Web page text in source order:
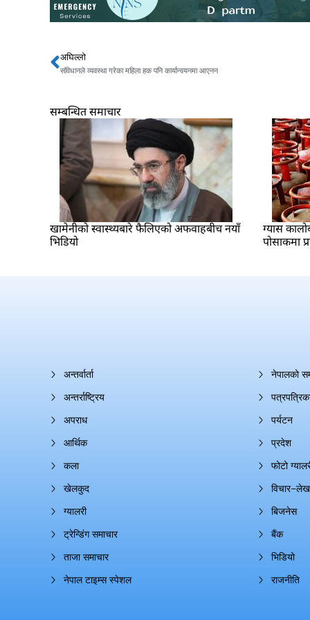
Prev
अघिल्लो
संविधानले व्यवस्था गरेका महिला हक पनि कार्यान्वयनमा आएनन्
सम्बन्धित समाचार
खामेनीको स्वास्थ्यबारे फैलिएको अफवाहबीच नयाँ
भिडियो
ग्यास
पोसाकमा
अन्तर्वार्ता
अन्तर्राष्ट्रिय
अपराध
आर्थिक
कला
खेलकुद
ग्यालरी
ट्रेन्डिंग समाचार
ताजा समाचार
नेपाल टाइम्स स्पेशल
नेपालको
पर्यटन
प्रदेश
फोटो
विचार–लेख
बिजनेस
बैंक
भिडियो
राजनीति